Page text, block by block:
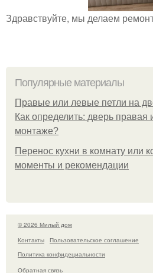
Здравствуйте, мы делаем
Популярные материалы
Правые или левые петли на
Как определить: дверь правая
монтаже?
Перенос кухни в комнату или
моменты и рекомендации
© 2026 Милый дом
Контакты
Пользовательское соглашение
Политика конфидециальности
Обратная связь